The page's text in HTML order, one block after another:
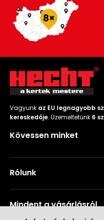
Vagyunk az EU legnagyobb
kereskedője. Üzemeltetünk 6
Kövessen minket
Rólunk
Mindent a vásárlásról